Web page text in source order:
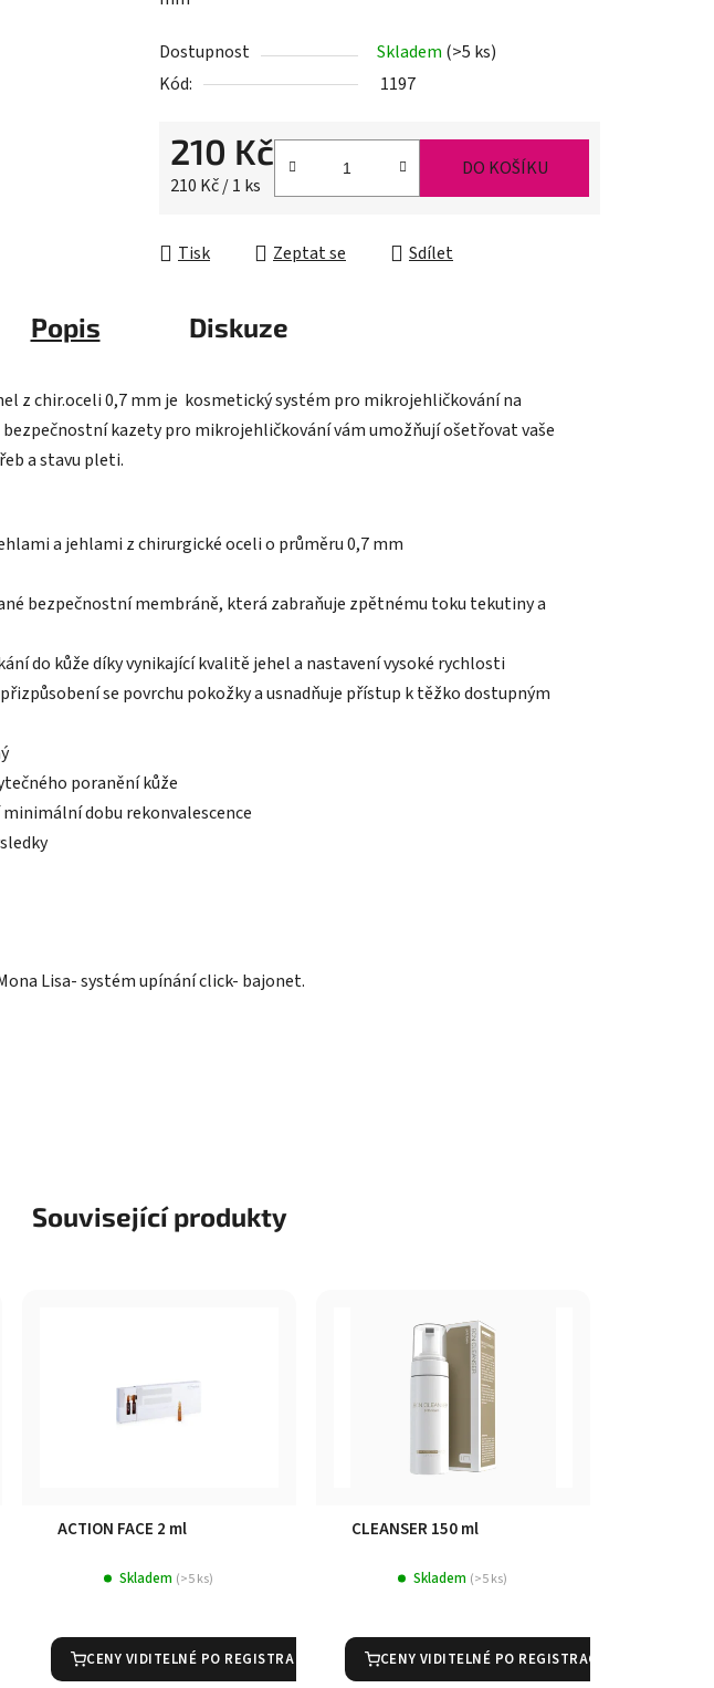
5
hvězdiček.
Dostupnost Skladem (>5 ks)
Kód:
1197
210 Kč
Měrná cena:
210 Kč / 1 ks
DO KOŠÍKU
Tisk Zeptat se Sdílet
Popis Diskuze
z chir.oceli 0,7 mm je kosmetický systém pro mikrojehličkování na
bezpečnostní kazety pro mikrojehličkování vám umožňují ošetřovat vaše
a stavu pleti.
a jehlami z chirurgické oceli o průměru 0,7 mm
bezpečnostní membráně, která zabraňuje zpětnému toku tekutiny a
do kůže díky vynikající kvalitě jehel a nastavení vysoké rychlosti
se povrchu pokožky a usnadňuje přístup k těžko dostupným
poranění kůže
dobu rekonvalescence
Lisa- systém upínání click- bajonet.
Související produkty
ACTION FACE 2 ml
Skladem (>5 ks)
CENY VIDITELNÉ PO REGISTRACI
CLEANSER 150 ml
Skladem (>5 ks)
CENY VIDITELNÉ PO REGISTRACI